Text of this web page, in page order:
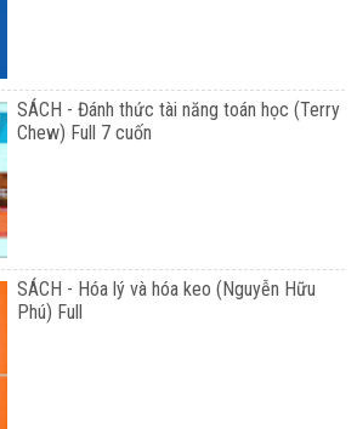
SÁCH - Đánh thức tài năng toán học (Terry
Chew) Full 7 cuốn
SÁCH - Hóa lý và hóa keo (Nguyễn Hữu
Phú) Full